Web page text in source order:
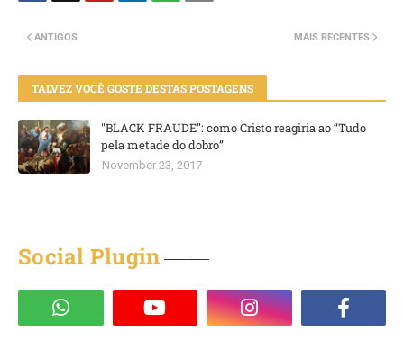
MAIS RECENTES
ANTIGOS
TALVEZ VOCÊ GOSTE DESTAS POSTAGENS
"BLACK FRAUDE": como Cristo reagiria ao “Tudo
pela metade do dobro”
November 23, 2017
Social Plugin